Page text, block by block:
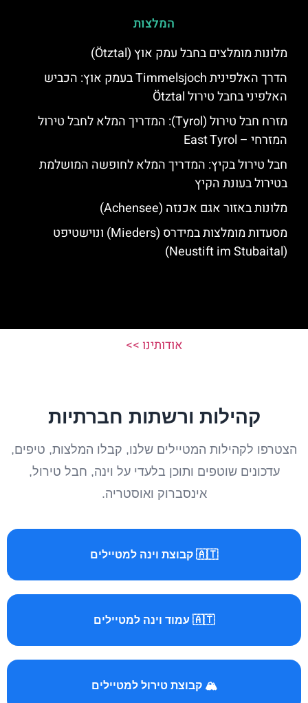
המלצות
מלונות מומלצים בחבל עמק אוץ (Ötztal)
הדרך האלפינית Timmelsjoch בעמק אוץ: הכביש
האלפיני בחבל טירול Ötztal
מזרח חבל טירול (Tyrol): המדריך המלא לחבל טירול
המזרחי – East Tyrol
חבל טירול בקיץ: המדריך המלא לחופשה המושלמת
בטירול בעונת הקיץ
מלונות באזור אגם אכנזה (Achensee)
מסעדות מומלצות במידרס (Mieders) ונוישטיפט
(Neustift im Stubaital)
אודותינו >>
קהילות ורשתות חברתיות
הצטרפו לקהילות המטיילים שלנו, קבלו המלצות, טיפים,
עדכונים שוטפים ותוכן בלעדי על וינה, חבל טירול,
אינסברוק ואוסטריה.
🇦🇹 קבוצת וינה למטיילים
🇦🇹 עמוד וינה למטיילים
🏔️ קבוצת טירול למטיילים